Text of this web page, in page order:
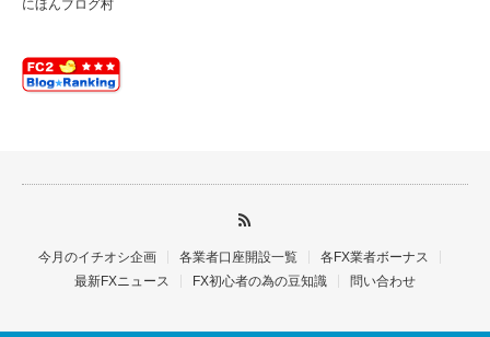
にほんブログ村
今月のイチオシ企画 各業者口座開設一覧
各FX業者ボーナス
最新FXニュース
FX初心者の為の豆知識 問い合わせ